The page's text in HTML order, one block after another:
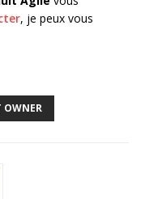
, je peux vous
OWNER